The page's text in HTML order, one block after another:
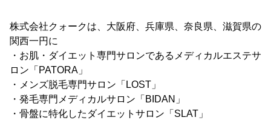
株式会社クォークは、大阪府、兵庫県、奈良県、滋賀県の
関西一円に
・お肌・ダイエット専門サロンであるメディカルエステサ
ロン「PATORA」
・メンズ脱毛専門サロン「LOST」
・発毛専門メディカルサロン「BIDAN」
・骨盤に特化したダイエットサロン「SLAT」